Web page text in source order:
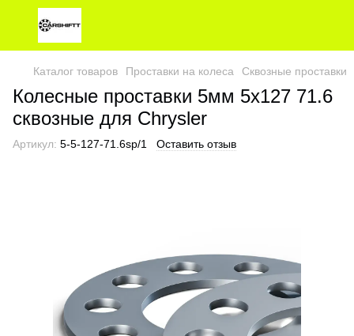
Каталог товаров Проставки на колеса Сквозные проставки
Колесные проставки 5мм 5х127 71.6
сквозные для Chrysler
Артикул: 5-5-127-71.6sp/1 Оставить отзыв